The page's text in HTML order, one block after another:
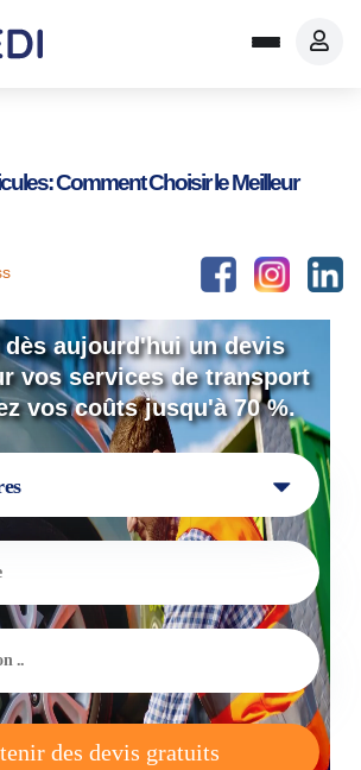
Comment Choisir le Meilleur
dès aujourd'hui un devis
vos services de transport
vos coûts jusqu'à 70 %.
des devis gratuits